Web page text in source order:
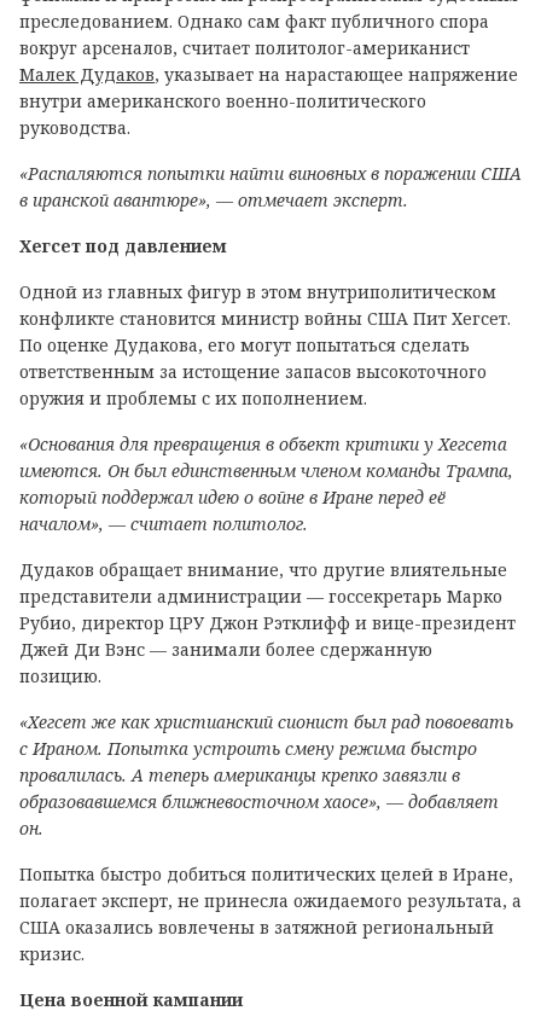
преследованием. Однако сам факт публичного спора
вокруг арсеналов, считает политолог-американист
Малек Дудаков, указывает на нарастающее напряжение
внутри американского военно-политического
руководства.
«Распаляются попытки найти виновных в поражении США
в иранской авантюре», — отмечает эксперт.
Хегсет под давлением
Одной из главных фигур в этом внутриполитическом
конфликте становится министр войны США Пит Хегсет.
По оценке Дудакова, его могут попытаться сделать
ответственным за истощение запасов высокоточного
оружия и проблемы с их пополнением.
«Основания для превращения в объект критики у Хегсета
имеются. Он был единственным членом команды Трампа,
который поддержал идею о войне в Иране перед её
началом», — считает политолог.
Дудаков обращает внимание, что другие влиятельные
представители администрации — госсекретарь Марко
Рубио, директор ЦРУ Джон Рэтклифф и вице-президент
Джей Ди Вэнс — занимали более сдержанную
позицию.
«Хегсет же как христианский сионист был рад повоевать
с Ираном. Попытка устроить смену режима быстро
провалилась. А теперь американцы крепко завязли в
образовавшемся ближневосточном хаосе», — добавляет
он.
Попытка быстро добиться политических целей в Иране,
полагает эксперт, не принесла ожидаемого результата, а
США оказались вовлечены в затяжной региональный
кризис.
Цена военной кампании